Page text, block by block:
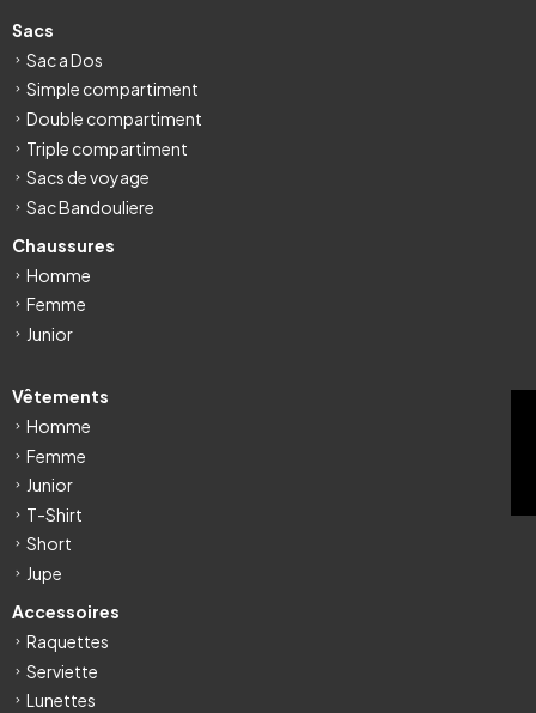
Sacs
Sac a Dos
Simple compartiment
Double compartiment
Triple compartiment
Sacs de voyage
Sac Bandouliere
Chaussures
Homme
Femme
Junior
Vêtements
Homme
Femme
Junior
T-Shirt
Short
Jupe
Accessoires
Raquettes
Serviette
Lunettes